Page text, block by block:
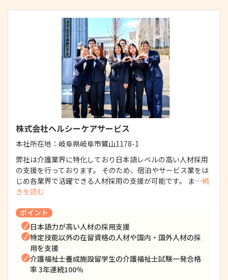
株式会社ヘルシーケアサービス
本社所在地： 岐阜県岐阜市鷺山1178-1
弊社は介護業界に特化しており日本語レベルの高い人材採用
の支援を行っております。 そのため、宿泊やサービス業をは
じめ各業界で活躍できる人材採用の支援が可能です。 ま…続
きを読む
ポイント
日本語力が高い人材の採用支援
特定技能以外の在留資格の人材や国内・国外人材の採
用を支援
介護福祉士養成施設留学生の介護福祉士試験一発合格
率 3年連続100％